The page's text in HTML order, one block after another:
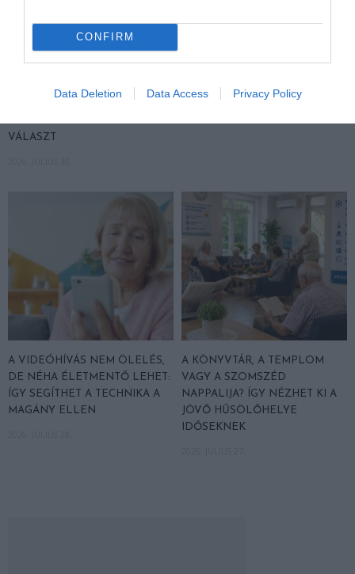
CONFIRM
Data Deletion Data Access Privacy Policy
FELJELENTÉS A GONDOSÓRA
VAN A SZOLGÁLTATÁS? 7
VÁLASZT
MEG A CSALÁDI JELSZÓT
A VIDEÓHÍVÁS NEM ÖLELÉS,
DE NÉHA ÉLETMENTŐ LEHET:
ÍGY SEGÍTHET A TECHNIKA A
MAGÁNY ELLEN
A KÖNYVTÁR, A TEMPLOM
VAGY A SZOMSZÉD
NAPPALIJA? ÍGY NÉZHET KI A
JÖVŐ HŰSÖLŐHELYE
IDŐSEKNEK